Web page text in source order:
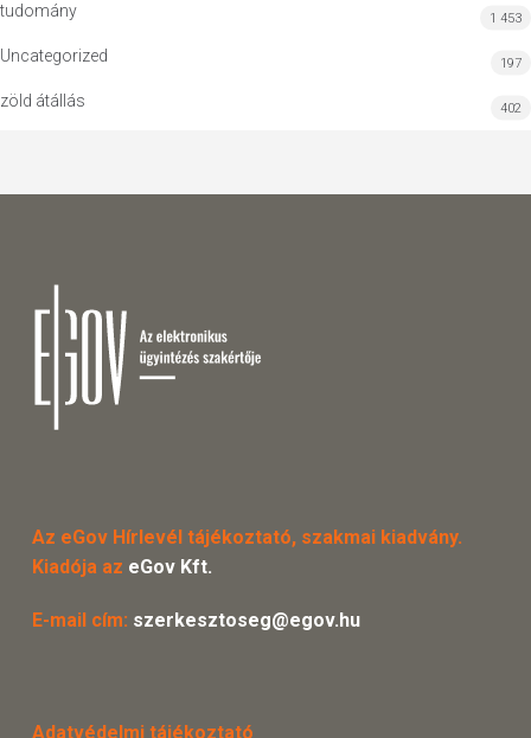
tudomány 1 453
Uncategorized 197
zöld átállás 402
Az eGov Hírlevél tájékoztató, szakmai kiadvány.
Kiadója az eGov Kft.
E-mail cím: szerkesztoseg@egov.hu
Adatvédelmi tájékoztató